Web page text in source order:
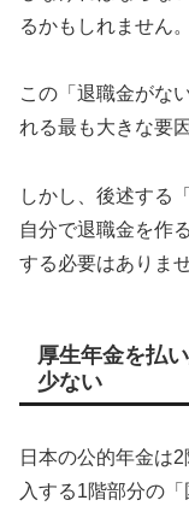
るかもしれません。
この「退職金がな
れる最も大きな要
しかし、後述する
自分で退職金を作
する必要はありませ
厚生年金を払
少ない
日本の公的年金は
入する1階部分の